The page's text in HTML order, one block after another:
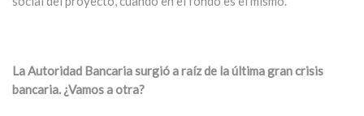
La Autoridad Bancaria surgió a raíz de la última gran crisis
bancaria. ¿Vamos a otra?